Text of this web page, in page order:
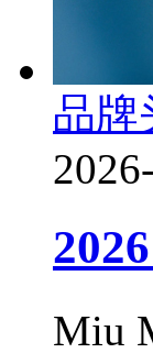
品牌
Miu